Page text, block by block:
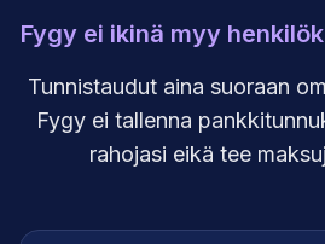
Fygy ei ikinä myy
Tunnistaudut aina suoraan
Fygy ei tallenna
rahojasi eikä tee